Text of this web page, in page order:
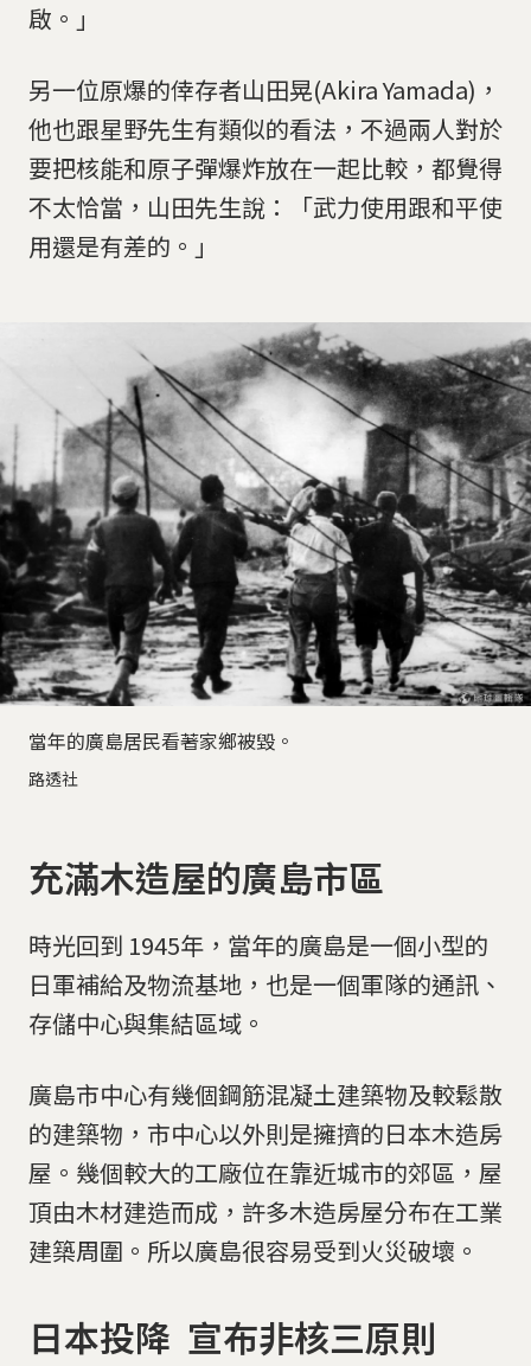
啟。」
另一位原爆的倖存者山田晃(Akira Yamada)，
他也跟星野先生有類似的看法，不過兩人對於
要把核能和原子彈爆炸放在一起比較，都覺得
不太恰當，山田先生說：「武力使用跟和平使
用還是有差的。」
當年的廣島居民看著家鄉被毀。
路透社
充滿木造屋的廣島市區
時光回到 1945年，當年的廣島是一個小型的
日軍補給及物流基地，也是一個軍隊的通訊、
存儲中心與集結區域。
廣島市中心有幾個鋼筋混凝土建築物及較鬆散
的建築物，市中心以外則是擁擠的日本木造房
屋。幾個較大的工廠位在靠近城市的郊區，屋
頂由木材建造而成，許多木造房屋分布在工業
建築周圍。所以廣島很容易受到火災破壞。
日本投降 宣布非核三原則